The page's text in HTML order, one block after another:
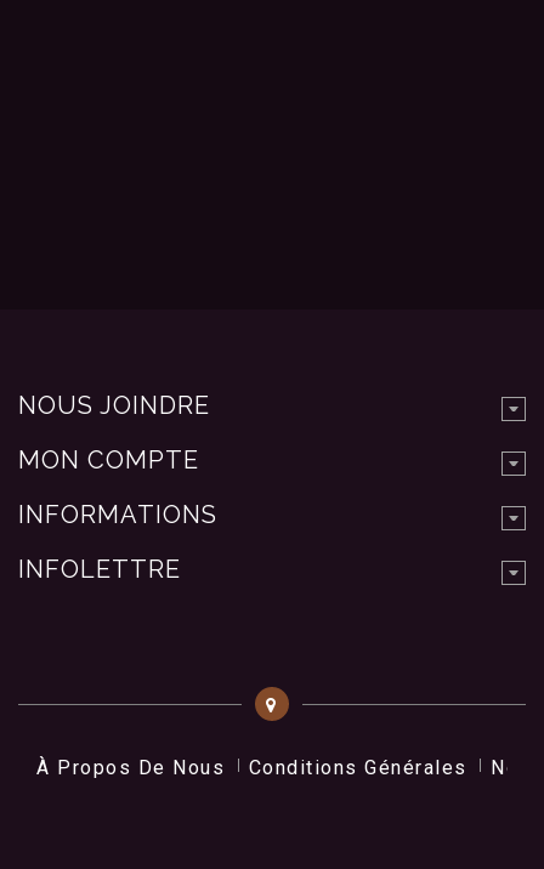
NOUS JOINDRE
MON COMPTE
INFORMATIONS
INFOLETTRE
À Propos De Nous Conditions Générales Nos